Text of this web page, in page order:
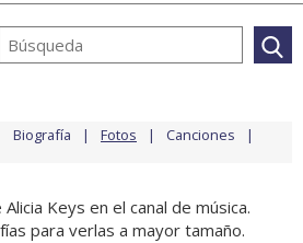
Biografía Fotos Canciones
Keys en el canal de música.
para verlas a mayor tamaño.